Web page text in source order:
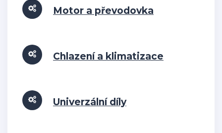
Motor a převodovka
Chlazení a klimatizace
Univerzální díly